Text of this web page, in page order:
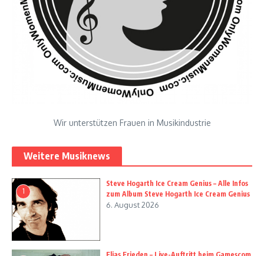
Wir unterstützen Frauen in Musikindustrie
Weitere Musiknews
1
Steve Hogarth Ice Cream Genius – Alle Infos
zum Album Steve Hogarth Ice Cream Genius
6. August 2026